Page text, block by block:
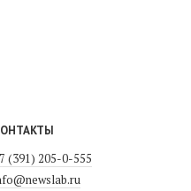
(391) 205-0-555